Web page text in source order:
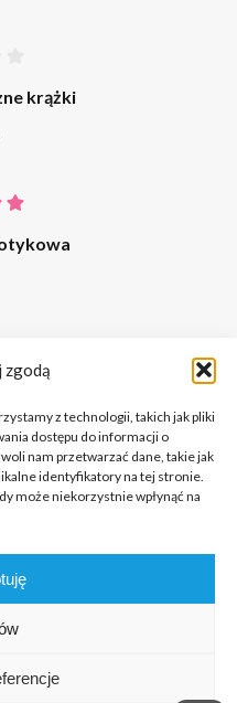
zgodą
z technologii, takich jak pliki
dostępu do informacji o
nam przetwarzać dane, takie jak
identyfikatory na tej stronie.
może niekorzystnie wpłynąć na
krążki
dla terapeutów
FUNDACJA